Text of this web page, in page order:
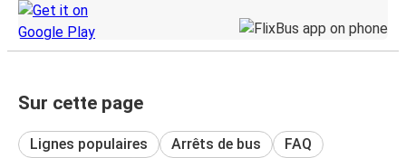
Sur cette page
Lignes populaires Arrêts de bus
FAQ